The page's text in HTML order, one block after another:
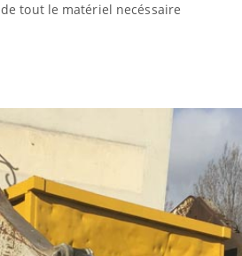
de tout le matériel necéssaire